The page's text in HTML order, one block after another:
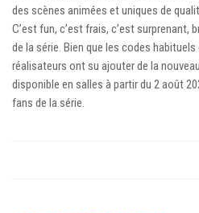
des scènes animées et uniques de
C’est fun, c’est frais, c’est surprenant,
de la série. Bien que les codes
réalisateurs ont su ajouter de la
disponible en salles à partir du 2 août
fans de la série.